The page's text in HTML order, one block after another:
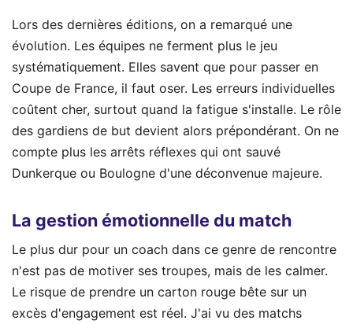
Lors des dernières éditions, on a remarqué une
évolution. Les équipes ne ferment plus le jeu
systématiquement. Elles savent que pour passer en
Coupe de France, il faut oser. Les erreurs individuelles
coûtent cher, surtout quand la fatigue s'installe. Le rôle
des gardiens de but devient alors prépondérant. On ne
compte plus les arrêts réflexes qui ont sauvé
Dunkerque ou Boulogne d'une déconvenue majeure.
La gestion émotionnelle du match
Le plus dur pour un coach dans ce genre de rencontre
n'est pas de motiver ses troupes, mais de les calmer.
Le risque de prendre un carton rouge bête sur un
excès d'engagement est réel. J'ai vu des matchs